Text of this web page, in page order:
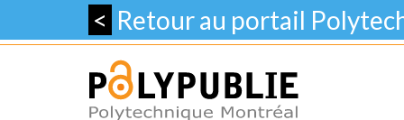
< Retour au portail